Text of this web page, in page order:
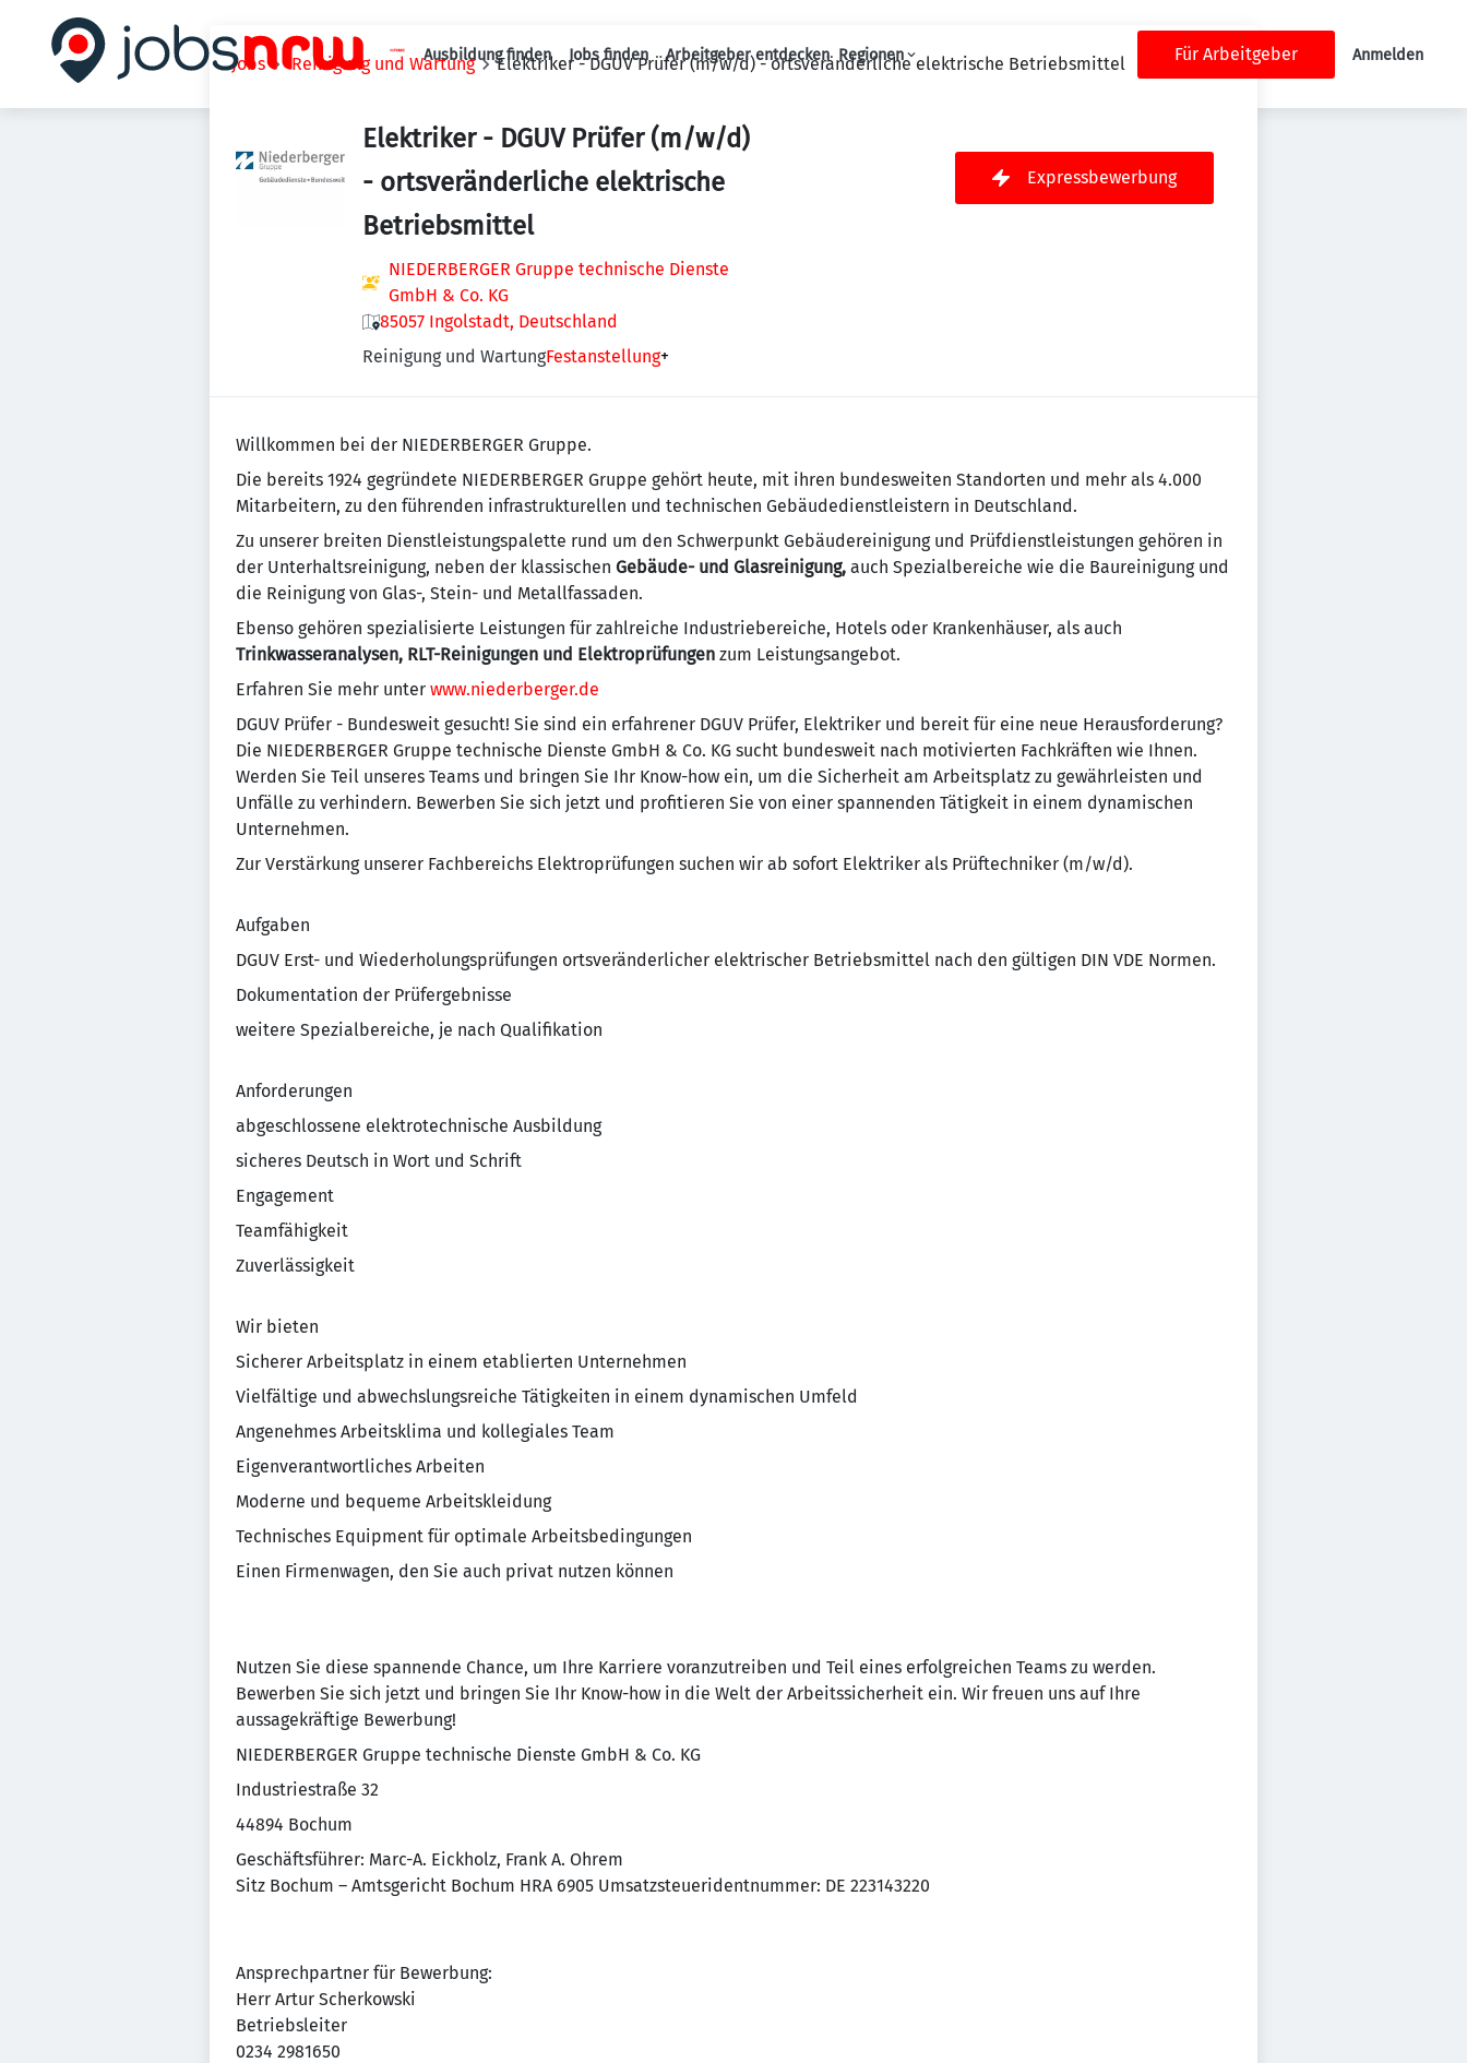
Haupt-Navigation
Ausbildung finden Jobs finden Arbeitgeber entdecken Regionen Für Arbeitgeber Anmelden
Jobs Reinigung und Wartung Elektriker - DGUV Prüfer (m/w/d) - ortsveränderliche elektrische Betriebsmittel
Elektriker - DGUV Prüfer (m/w/d)
- ortsveränderliche elektrische
Betriebsmittel
NIEDERBERGER Gruppe technische Dienste
GmbH & Co. KG
85057 Ingolstadt, Deutschland
Reinigung und WartungFestanstellung+
Expressbewerbung
Willkommen bei der NIEDERBERGER Gruppe.
Die bereits 1924 gegründete NIEDERBERGER Gruppe gehört heute, mit ihren bundesweiten Standorten und mehr als 4.000
Mitarbeitern, zu den führenden infrastrukturellen und technischen Gebäudedienstleistern in Deutschland.
Zu unserer breiten Dienstleistungspalette rund um den Schwerpunkt Gebäudereinigung und Prüfdienstleistungen gehören in
der Unterhaltsreinigung, neben der klassischen Gebäude- und Glasreinigung, auch Spezialbereiche wie die Baureinigung und
die Reinigung von Glas-, Stein- und Metallfassaden.
Ebenso gehören spezialisierte Leistungen für zahlreiche Industriebereiche, Hotels oder Krankenhäuser, als auch
Trinkwasseranalysen, RLT-Reinigungen und Elektroprüfungen zum Leistungsangebot.
Erfahren Sie mehr unter www.niederberger.de
DGUV Prüfer - Bundesweit gesucht! Sie sind ein erfahrener DGUV Prüfer, Elektriker und bereit für eine neue Herausforderung?
Die NIEDERBERGER Gruppe technische Dienste GmbH & Co. KG sucht bundesweit nach motivierten Fachkräften wie Ihnen.
Werden Sie Teil unseres Teams und bringen Sie Ihr Know-how ein, um die Sicherheit am Arbeitsplatz zu gewährleisten und
Unfälle zu verhindern. Bewerben Sie sich jetzt und profitieren Sie von einer spannenden Tätigkeit in einem dynamischen
Unternehmen.
Zur Verstärkung unserer Fachbereichs Elektroprüfungen suchen wir ab sofort Elektriker als Prüftechniker (m/w/d).
Aufgaben
DGUV Erst- und Wiederholungsprüfungen ortsveränderlicher elektrischer Betriebsmittel nach den gültigen DIN VDE Normen.
Dokumentation der Prüfergebnisse
weitere Spezialbereiche, je nach Qualifikation
Anforderungen
abgeschlossene elektrotechnische Ausbildung
sicheres Deutsch in Wort und Schrift
Engagement
Teamfähigkeit
Zuverlässigkeit
Wir bieten
Sicherer Arbeitsplatz in einem etablierten Unternehmen
Vielfältige und abwechslungsreiche Tätigkeiten in einem dynamischen Umfeld
Angenehmes Arbeitsklima und kollegiales Team
Eigenverantwortliches Arbeiten
Moderne und bequeme Arbeitskleidung
Technisches Equipment für optimale Arbeitsbedingungen
Einen Firmenwagen, den Sie auch privat nutzen können
Nutzen Sie diese spannende Chance, um Ihre Karriere voranzutreiben und Teil eines erfolgreichen Teams zu werden.
Bewerben Sie sich jetzt und bringen Sie Ihr Know-how in die Welt der Arbeitssicherheit ein. Wir freuen uns auf Ihre
aussagekräftige Bewerbung!
NIEDERBERGER Gruppe technische Dienste GmbH & Co. KG
Industriestraße 32
44894 Bochum
Geschäftsführer: Marc-A. Eickholz, Frank A. Ohrem
Sitz Bochum – Amtsgericht Bochum HRA 6905 Umsatzsteueridentnummer: DE 223143220
Ansprechpartner für Bewerbung:
Herr Artur Scherkowski
Betriebsleiter
0234 2981650